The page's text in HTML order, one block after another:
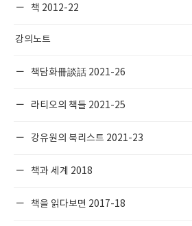
책 2012-22
강의노트
책담화冊談話 2021-26
라티오의 책들 2021-25
강유원의 북리스트 2021-23
책과 세계 2018
책을 읽다보면 2017-18